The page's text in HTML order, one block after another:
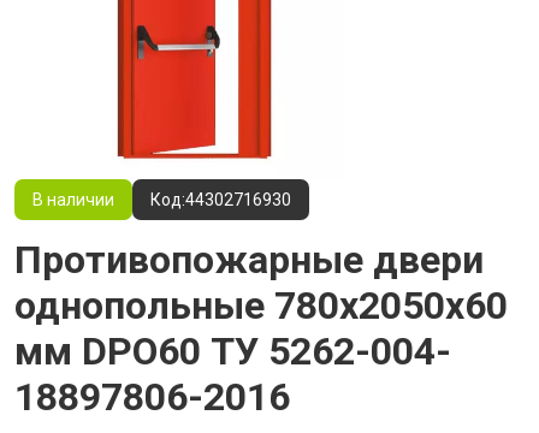
В наличии Код:44302716930
Противопожарные двери
однопольные 780x2050x60
мм DPO60 ТУ 5262-004-
18897806-2016